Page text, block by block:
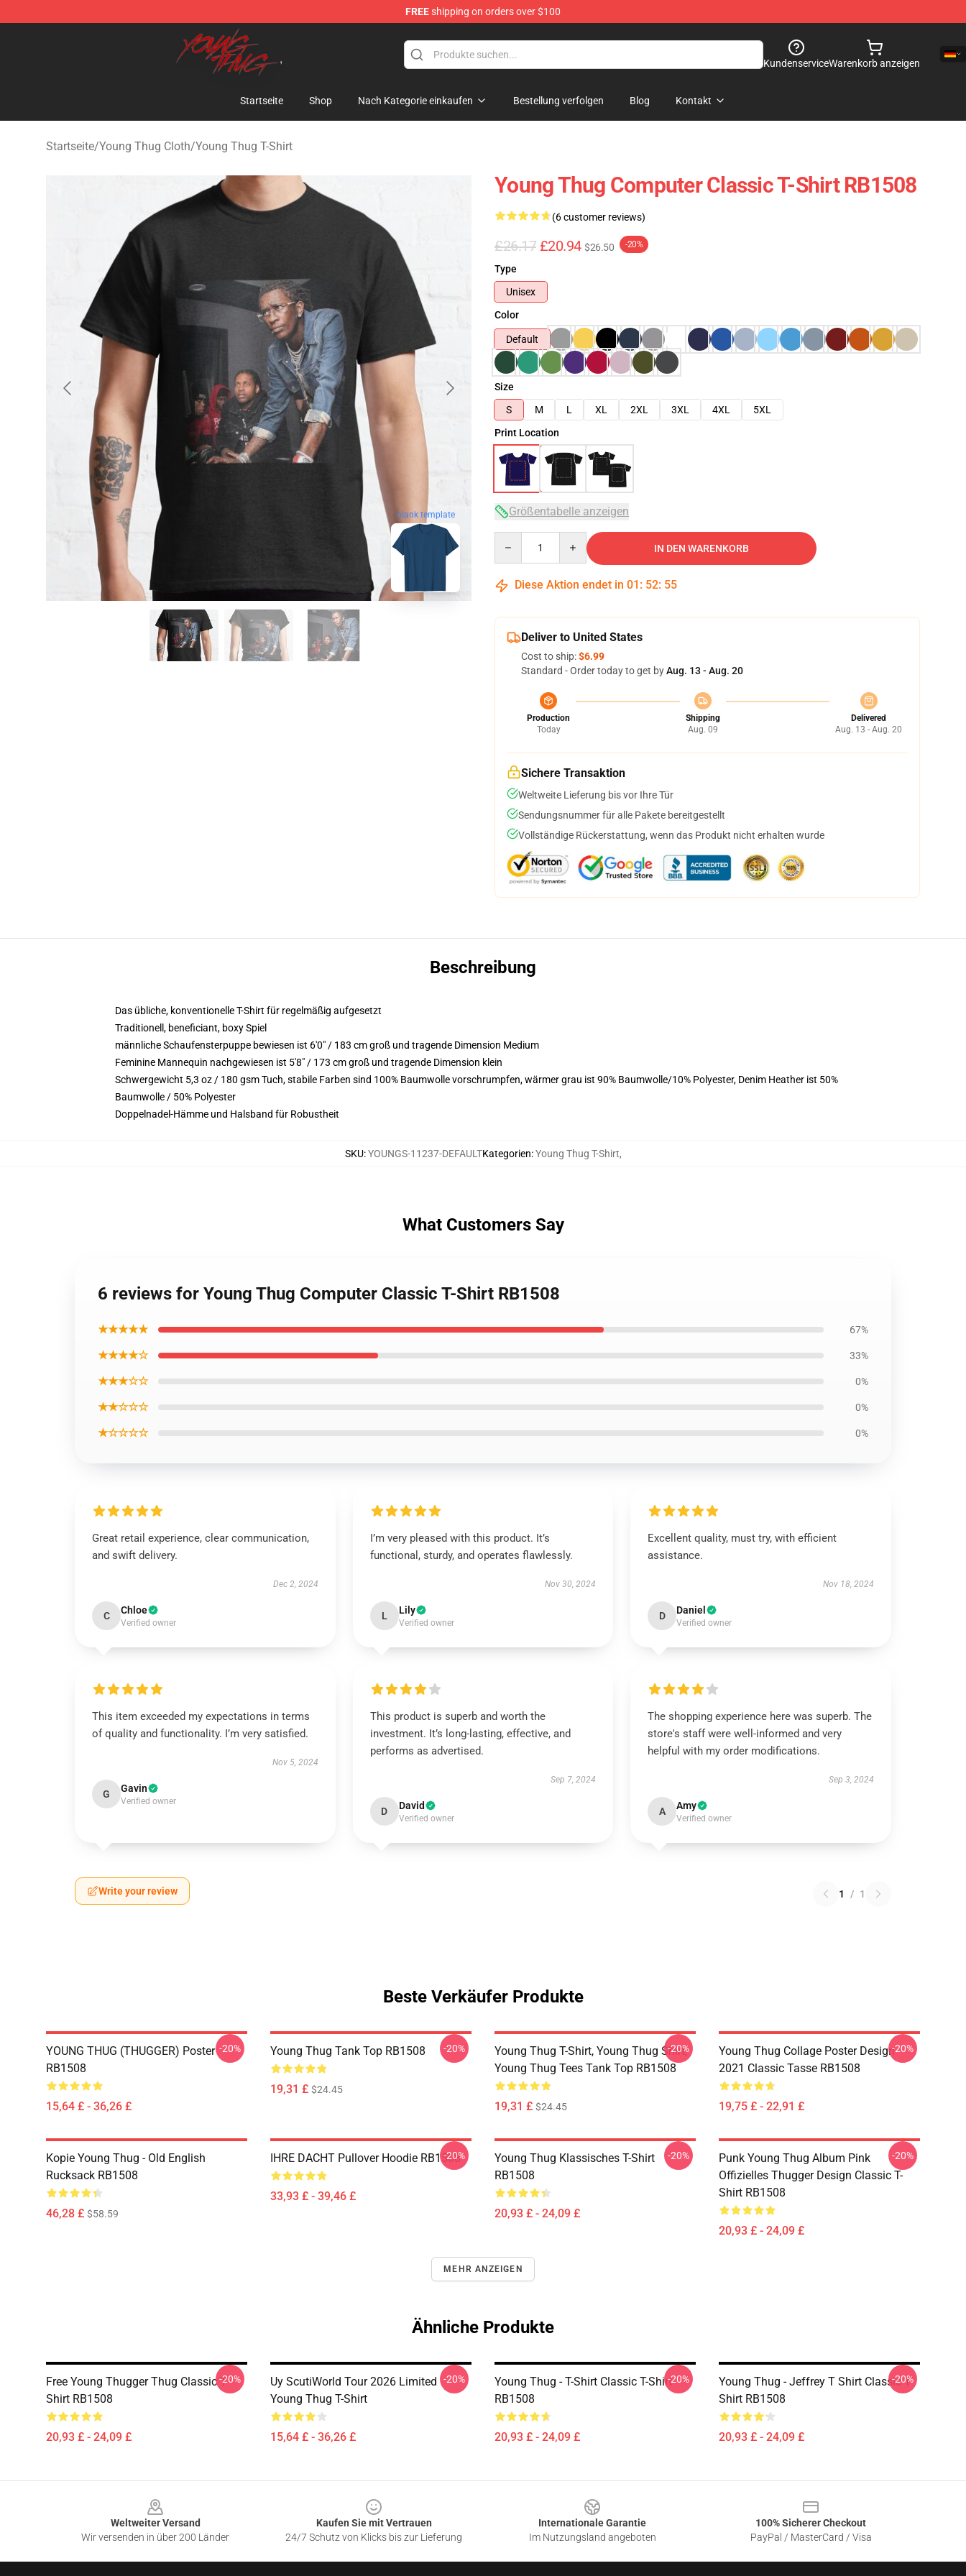
FREEshipping on orders over $100
Young Thug Shop - Official Young Thug Merchandise Store
KundenserviceWarenkorb anzeigen
Startseite Shop Nach Kategorie einkaufen Bestellung verfolgen Blog Kontakt
Startseite/Young Thug Cloth/Young Thug T-Shirt
blank template
Young Thug Computer Classic T-Shirt RB1508
(6 customer reviews)
£26.17 £20.94 $26.50 -20%
Type
Unisex
Color
Default
Size
S
M L XL 2XL 3XL 4XL
5XL
Print Location
Größentabelle anzeigen
IN DEN WARENKORB
Diese Aktion endet in 01 : 52: 54
Deliver to United States
Cost to ship:$6.99
Standard - Order today to get byAug. 13 - Aug. 20
Production
Today
Shipping
Aug. 09
Delivered
Aug. 13 - Aug. 20
Sichere Transaktion
Weltweite Lieferung bis vor Ihre Tür
Sendungsnummer für alle Pakete bereitgestellt
Vollständige Rückerstattung, wenn das Produkt nicht erhalten wurde
Beschreibung
Das übliche, konventionelle T-Shirt für regelmäßig aufgesetzt
Traditionell, beneficiant, boxy Spiel
männliche Schaufensterpuppe bewiesen ist 6'0" / 183 cm groß und tragende Dimension Medium
Feminine Mannequin nachgewiesen ist 5'8" / 173 cm groß und tragende Dimension klein
Schwergewicht 5,3 oz / 180 gsm Tuch, stabile Farben sind 100% Baumwolle vorschrumpfen, wärmer grau ist 90% Baumwolle/10% Polyester, Denim Heather ist 50%
Baumwolle / 50% Polyester
Doppelnadel-Hämme und Halsband für Robustheit
SKU:YOUNGS-11237-DEFAULTKategorien:Young Thug T-Shirt,
What Customers Say
6 reviews for Young Thug Computer Classic T-Shirt RB1508
★★★★★ 67%
★★★★☆ 33%
★★★☆☆ 0%
★★☆☆☆ 0%
★☆☆☆☆ 0%
Great retail experience, clear communication,
and swift delivery.
Dec 2, 2024
C Chloe
Verified owner
I’m very pleased with this product. It’s
functional, sturdy, and operates flawlessly.
Nov 30, 2024
L Lily
Verified owner
Excellent quality, must try, with efficient
assistance.
Nov 18, 2024
D Daniel
Verified owner
This item exceeded my expectations in terms
of quality and functionality. I’m very satisfied.
Nov 5, 2024
G Gavin
Verified owner
This product is superb and worth the
investment. It’s long-lasting, effective, and
performs as advertised.
Sep 7, 2024
D David
Verified owner
The shopping experience here was superb. The
store's staff were well-informed and very
helpful with my order modifications.
Sep 3, 2024
A Amy
Verified owner
Write your review 1 / 1
Beste Verkäufer Produkte
YOUNG THUG (THUGGER) Poster
RB1508
15,64 £ - 36,26 £
-20% Young Thug Tank Top RB1508
19,31 £ $24.45
-20%
Young Thug T-Shirt, Young Thug Shirt,
Young Thug Tees Tank Top RB1508
19,31 £ $24.45
-20%
Young Thug Collage Poster Design
2021 Classic Tasse RB1508
19,75 £ - 22,91 £
-20%
Kopie Young Thug - Old English
Rucksack RB1508
46,28 £ $58.59
IHRE DACHT Pullover Hoodie RB1508
33,93 £ - 39,46 £
-20%
Young Thug Klassisches T-Shirt
RB1508
20,93 £ - 24,09 £
-20%
Punk Young Thug Album Pink
Offizielles Thugger Design Classic T-
Shirt RB1508
20,93 £ - 24,09 £
-20%
MEHR ANZEIGEN
Ähnliche Produkte
Free Young Thugger Thug Classic T-
Shirt RB1508
20,93 £ - 24,09 £
-20%
Uy ScutiWorld Tour 2026 Limited
Young Thug T-Shirt
15,64 £ - 36,26 £
-20%
Young Thug - T-Shirt Classic T-Shirt
RB1508
20,93 £ - 24,09 £
-20%
Young Thug - Jeffrey T Shirt Classic T-
Shirt RB1508
20,93 £ - 24,09 £
-20%
Weltweiter Versand
Wir versenden in über 200 Länder
Kaufen Sie mit Vertrauen
24/7 Schutz von Klicks bis zur Lieferung
Internationale Garantie
Im Nutzungsland angeboten
100% Sicherer Checkout
PayPal / MasterCard / Visa